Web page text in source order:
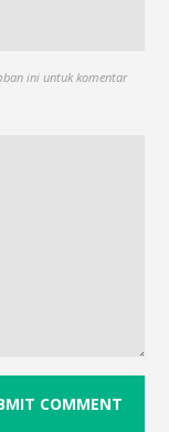
ini untuk komentar